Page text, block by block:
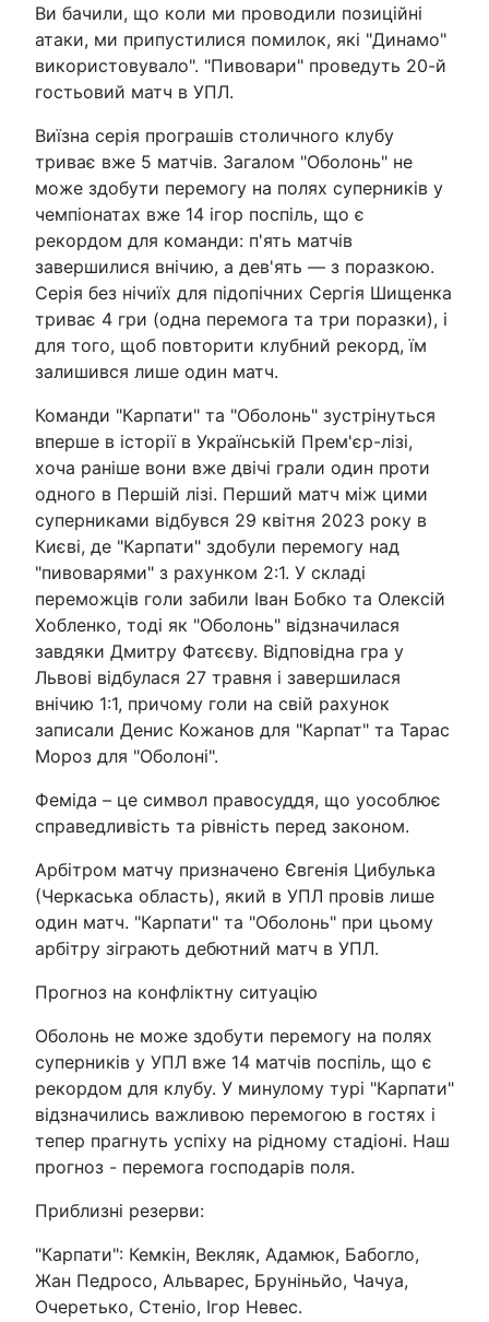
Ви бачили, що коли ми проводили позиційні
атаки, ми припустилися помилок, які "Динамо"
використовувало". "Пивовари" проведуть 20-й
гостьовий матч в УПЛ.
Виїзна серія програшів столичного клубу
триває вже 5 матчів. Загалом "Оболонь" не
може здобути перемогу на полях суперників у
чемпіонатах вже 14 ігор поспіль, що є
рекордом для команди: п'ять матчів
завершилися внічию, а дев'ять — з поразкою.
Серія без нічиїх для підопічних Сергія Шищенка
триває 4 гри (одна перемога та три поразки), і
для того, щоб повторити клубний рекорд, їм
залишився лише один матч.
Команди "Карпати" та "Оболонь" зустрінуться
вперше в історії в Українській Прем'єр-лізі,
хоча раніше вони вже двічі грали один проти
одного в Першій лізі. Перший матч між цими
суперниками відбувся 29 квітня 2023 року в
Києві, де "Карпати" здобули перемогу над
"пивоварями" з рахунком 2:1. У складі
переможців голи забили Іван Бобко та Олексій
Хобленко, тоді як "Оболонь" відзначилася
завдяки Дмитру Фатєєву. Відповідна гра у
Львові відбулася 27 травня і завершилася
внічию 1:1, причому голи на свій рахунок
записали Денис Кожанов для "Карпат" та Тарас
Мороз для "Оболоні".
Феміда – це символ правосуддя, що уособлює
справедливість та рівність перед законом.
Арбітром матчу призначено Євгенія Цибулька
(Черкаська область), який в УПЛ провів лише
один матч. "Карпати" та "Оболонь" при цьому
арбітру зіграють дебютний матч в УПЛ.
Прогноз на конфліктну ситуацію
Оболонь не може здобути перемогу на полях
суперників у УПЛ вже 14 матчів поспіль, що є
рекордом для клубу. У минулому турі "Карпати"
відзначились важливою перемогою в гостях і
тепер прагнуть успіху на рідному стадіоні. Наш
прогноз - перемога господарів поля.
Приблизні резерви:
"Карпати": Кемкін, Векляк, Адамюк, Бабогло,
Жан Педросо, Альварес, Бруніньйо, Чачуа,
Очеретько, Стеніо, Ігор Невес.